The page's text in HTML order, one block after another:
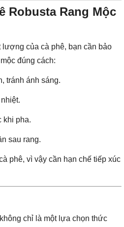
Robusta Rang Mộc
của cà phê, bạn cần bảo
đúng cách:
tránh ánh sáng.
khi pha.
sau rang.
phê, vì vậy cần hạn chế tiếp xúc
chỉ là một lựa chọn thức